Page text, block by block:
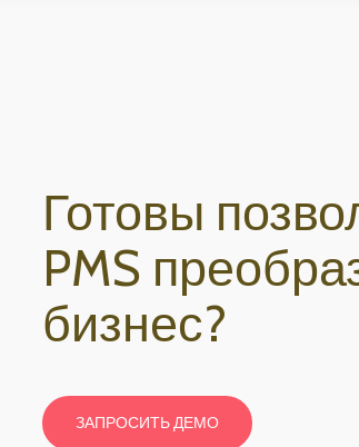
Готовы
PMS
бизнес?
ЗАПРОСИТЬ ДЕМО